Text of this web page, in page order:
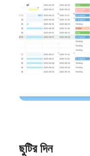
ছুটির দিন